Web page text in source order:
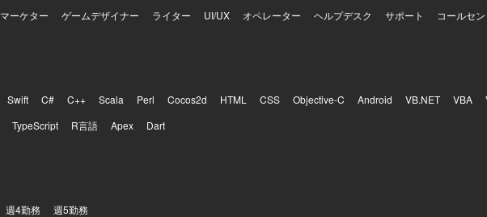
マーケター ゲームデザイナー ライター UI/UX オペレーター ヘルプデスク サポート コールセ
Swift C# C++ Scala Perl Cocos2d HTML CSS Objective-C Android VB.NET VBA
TypeScript R言語 Apex Dart
週4勤務 週5勤務